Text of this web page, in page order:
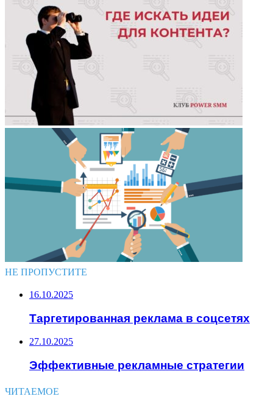
НЕ ПРОПУСТИТЕ
16.10.2025
Таргетированная реклама в соцсетях
27.10.2025
Эффективные рекламные стратегии
ЧИТАЕМОЕ